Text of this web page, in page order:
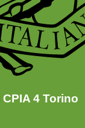
CPIA 4 Torino